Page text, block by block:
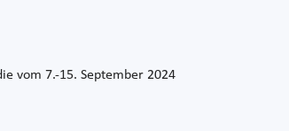
vom 7.-15. September 2024